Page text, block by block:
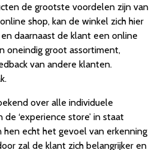
de grootste voordelen zijn van
shop, kan de winkel zich hier
daarnaast de klant een online
oneindig groot assortiment,
van andere klanten.
over alle individuele
‘experience store’ in staat
echt het gevoel van erkenning
zal de klant zich belangrijker en